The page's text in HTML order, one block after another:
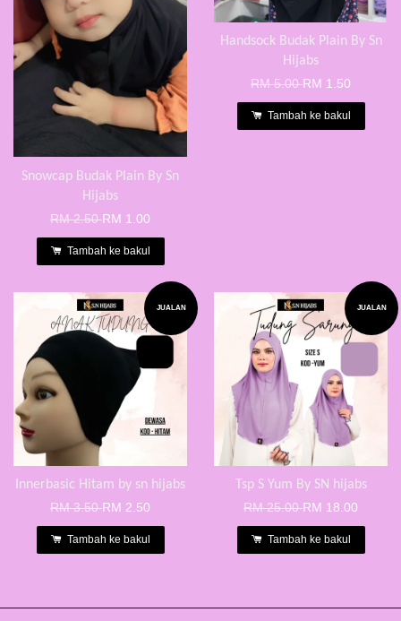
Snowcap Budak Plain By Sn
Hijabs
RM 2.50RM 1.00
Tambah ke bakul
Handsock Budak Plain By Sn
Hijabs
RM 5.00RM 1.50
Tambah ke bakul
JUALAN
Innerbasic Hitam by sn hijabs
RM 3.50RM 2.50
Tambah ke bakul
JUALAN
Tsp S Yum By SN hijabs
RM 25.00RM 18.00
Tambah ke bakul